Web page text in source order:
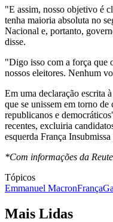
"E assim, nosso objetivo é
tenha maioria absoluta no
Nacional e, portanto,
disse.
"Digo isso com a força que
nossos eleitores. Nenhum
Em uma declaração escrita
que se unissem em torno
republicanos e
recentes, excluiria
esquerda França
*Com informações da
Tópicos
Emmanuel MacronFrança
Mais Lidas